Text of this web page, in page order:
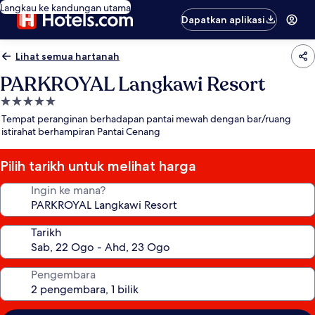
Langkau ke kandungan utama
Dapatkan aplikasi
Lihat semua hartanah
PARKROYAL Langkawi Resort
Hartanah
5.0
bintang
Tempat peranginan berhadapan pantai mewah dengan bar/ruang
istirahat berhampiran Pantai Cenang
Pilih tarikh untuk melihat harga
Ingin ke mana?
Tarikh
Pengembara